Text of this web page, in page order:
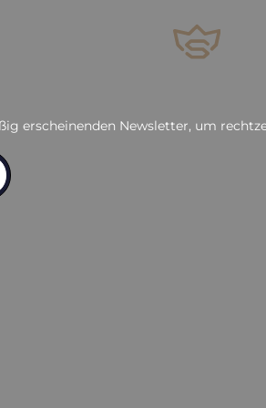
erscheinenden Newsletter, um